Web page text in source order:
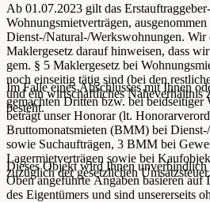
Ab 01.07.2023 gilt das
Wohnungsmietverträgen,
Dienst-/Natural-/Werkswohnungen. Wir
Maklergesetz darauf hinweisen, dass
gem. § 5 Maklergesetz bei
noch einseitig tätig sind (bei den
und ein wirtschaftliches Naheverhältnis
besteht.
Im Falle eines Abschlusses mit Ihnen
gemachten Dritten bzw. bei beidseitiger
beträgt unser Honorar (lt.
Bruttomonatsmieten (BMM) bei
sowie Suchaufträgen, 3 BMM bei
Lagermietverträgen sowie bei
zuzüglich der gesetzlichen Umsatzsteuer.
Dieses Objekt wird Ihnen unverbindlich
Oben angeführte Angaben basieren
des Eigentümers und sind unsererseits